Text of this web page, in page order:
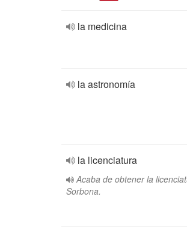
la medicina
la astronomía
la licenciatura
Acaba de obtener la
Sorbona.